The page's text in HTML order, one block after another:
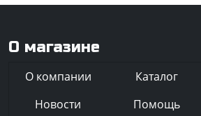
О магазине
О компании Каталог
Новости
Помощь